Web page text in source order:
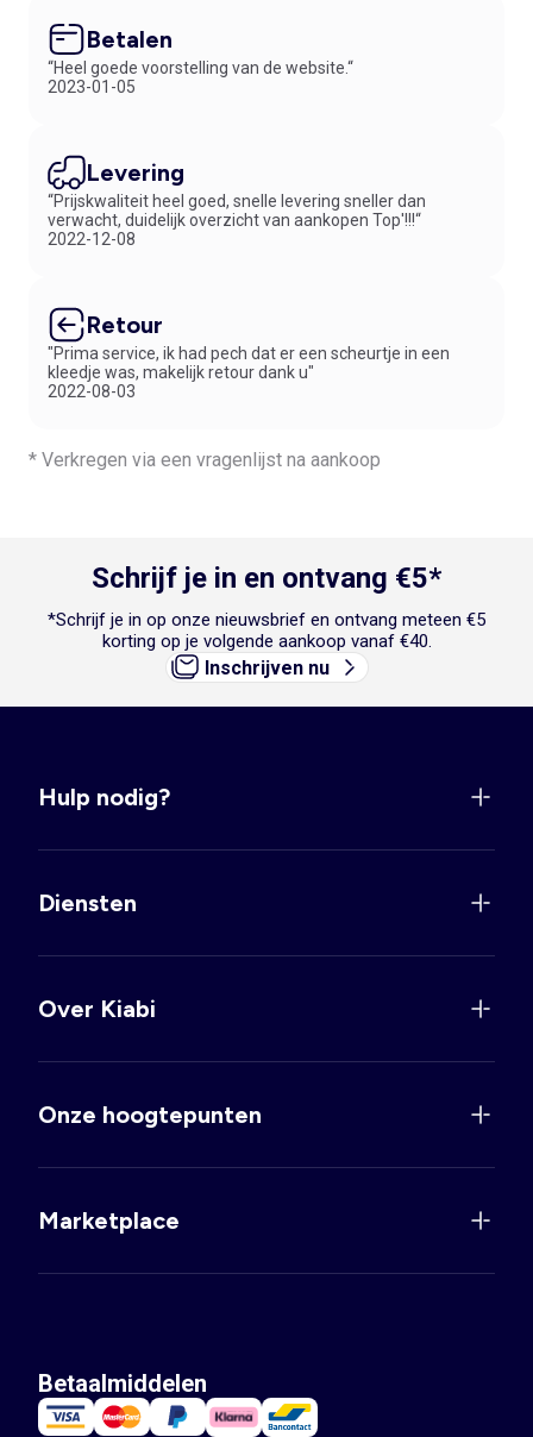
Betalen
“Heel goede voorstelling van de website.“
2023-01-05
Levering
“Prijskwaliteit heel goed, snelle levering sneller dan
verwacht, duidelijk overzicht van aankopen Top'!!!“
2022-12-08
Retour
"Prima service, ik had pech dat er een scheurtje in een
kleedje was, makelijk retour dank u"
2022-08-03
* Verkregen via een vragenlijst na aankoop
Schrijf je in en ontvang €5*
*Schrijf je in op onze nieuwsbrief en ontvang meteen €5
korting op je volgende aankoop vanaf €40.
Inschrijven nu
Hulp nodig?
Diensten
Over Kiabi
Onze hoogtepunten
Marketplace
Betaalmiddelen